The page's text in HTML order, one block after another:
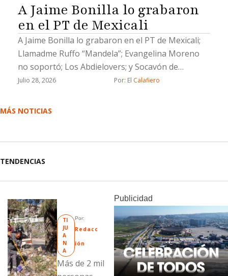
A Jaime Bonilla lo grabaron
en el PT de Mexicali
A Jaime Bonilla lo grabaron en el PT de Mexicali;
Llamadme Ruffo “Mandela”; Evangelina Moreno
no soportó; Los Abdielovers; y Socavón de
solteras pero no solas
Julio 28, 2026 Por: El Calafiero
MÁS NOTICIAS
TENDENCIAS
TI
JU
A
N
A
Por:
Redacc
ión
Más de 2 mil
Publicidad